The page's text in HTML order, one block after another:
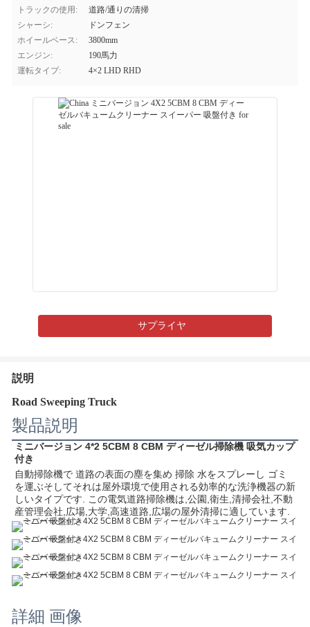
トラックの使用:
道路/通りの清掃
シャーシ:
ドンフェン
ホイールベース:
3800mm
エンジン:
190馬力
運転タイプ:
4×2 LHD RHD
サプライヤ
説明
Road Sweeping Truck
製品説明
ミニバージョン 4*2 5CBM 8 CBM ディーゼル掃除機 吸気カップ
付き
自動掃除機で 道路の表面の塵を集め 掃除 水をスプレーし ゴミ
を運ぶそしてそれは屋外環境で使用される効率的な洗浄機器の新
しいタイプです. この電気道路掃除機は,公園,衛生,清掃会社,不動
産管理会社,広場,大学,高速道路,広場の屋外清掃に適しています.
詳細 画像